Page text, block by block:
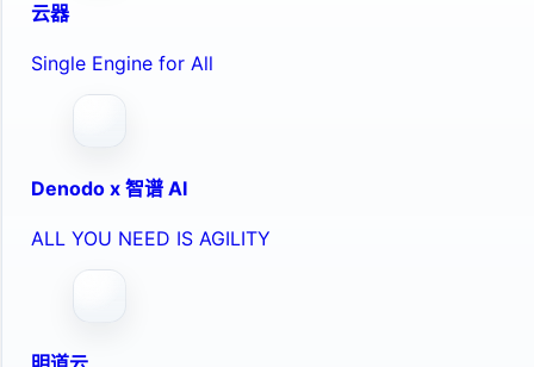
云器
Single Engine for All
Denodo x 智谱 AI
ALL YOU NEED IS AGILITY